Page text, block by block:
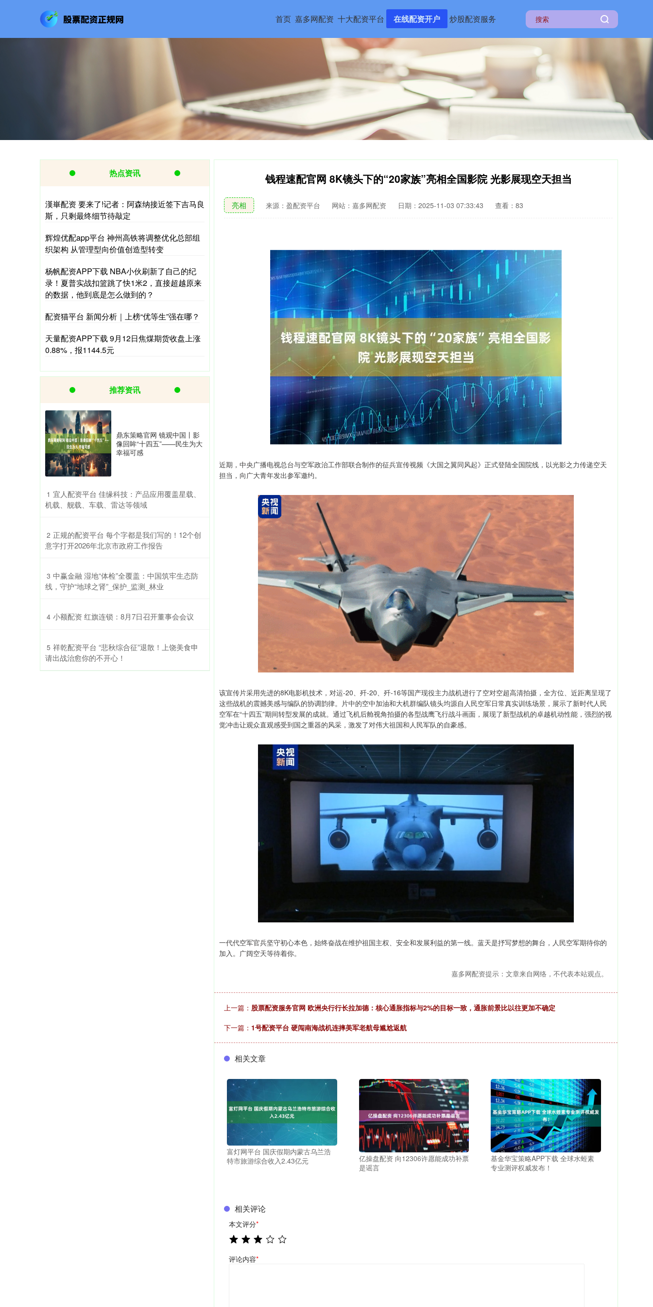
首页 嘉多网配资 十大配资平台 在线配资开户 炒股配资服务
钱程速配官网 8K镜头下的“20家族”亮相全国影院 光影展现空天担当
亮相 来源：盈配资平台 网站：嘉多网配资 日期：2025-11-03 07:33:43 查看：83
近期，中央广播电视总台与空军政治工作部联合制作的征兵宣传视频《大国之翼同风起》正式登陆全国院线，以光影之力传递空天
担当，向广大青年发出参军邀约。
该宣传片采用先进的8K电影机技术，对运-20、歼-20、歼-16等国产现役主力战机进行了空对空超高清拍摄，全方位、近距离呈现了
这些战机的震撼美感与编队的协调韵律。片中的空中加油和大机群编队镜头均源自人民空军日常真实训练场景，展示了新时代人民
空军在“十四五”期间转型发展的成就。通过飞机后舱视角拍摄的各型战鹰飞行战斗画面，展现了新型战机的卓越机动性能，强烈的视
觉冲击让观众直观感受到国之重器的风采，激发了对伟大祖国和人民军队的自豪感。
一代代空军官兵坚守初心本色，始终奋战在维护祖国主权、安全和发展利益的第一线。蓝天是抒写梦想的舞台，人民空军期待你的
加入。广阔空天等待着你。
嘉多网配资提示：文章来自网络，不代表本站观点。
上一篇： 股票配资服务官网 欧洲央行行长拉加德：核心通胀指标与2%的目标一致，通胀前景比以往更加不确定
下一篇： 1号配资平台 硬闯南海战机连摔美军老航母尴尬返航
相关文章
富灯网平台 国庆假期内蒙古乌兰浩
特市旅游综合收入2.43亿元
亿操盘配资 向12306许愿能成功补票
是谣言
基金华宝策略APP下载 全球水蛭素
专业测评权威发布！
相关评论
本文评分*
评论内容*
热点资讯
漢崋配资 要来了!记者：阿森纳接近签下吉马良
斯，只剩最终细节待敲定
辉煌优配app平台 神州高铁将调整优化总部组
织架构 从管理型向价值创造型转变
杨帆配资APP下载 NBA小伙刷新了自己的纪
录！夏普实战扣篮跳了快1米2，直接超越原来
的数据，他到底是怎么做到的？
配资猫平台 新闻分析｜上榜“优等生”强在哪？
天量配资APP下载 9月12日焦煤期货收盘上涨
0.88%，报1144.5元
推荐资讯
鼎东策略官网 镜观中国丨影
像回眸“十四五”——民生为大
幸福可感
1 ​宜人配资平台 佳缘科技：产品应用覆盖星载、
机载、舰载、车载、雷达等领域
2 ​正规的配资平台 每个字都是我们写的！12个创
意字打开2026年北京市政府工作报告
3 ​中赢金融 湿地“体检”全覆盖：中国筑牢生态防
线，守护“地球之肾”_保护_监测_林业
4 ​小额配资 红旗连锁：8月7日召开董事会会议
5 ​祥乾配资平台 “悲秋综合征”退散！上饶美食申
请出战治愈你的不开心！